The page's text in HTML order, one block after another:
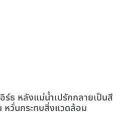
ร์ธ หลังแม่น้ำเปรักกลายเป็นสี
หวั่นกระทบสิ่งแวดล้อม